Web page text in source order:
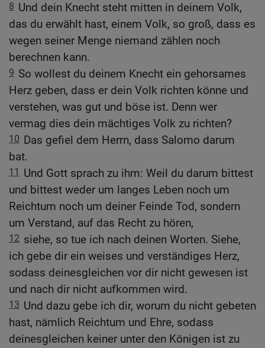
8 Und dein Knecht steht mitten in deinem Volk,
das du erwählt hast, einem Volk, so groß, dass es
wegen seiner Menge niemand zählen noch
berechnen kann.
9 So wollest du deinem Knecht ein gehorsames
Herz geben, dass er dein Volk richten könne und
verstehen, was gut und böse ist. Denn wer
vermag dies dein mächtiges Volk zu richten?
10 Das gefiel dem Herrn, dass Salomo darum
bat.
11
Und Gott sprach zu ihm: Weil du darum bittest
und bittest weder um langes Leben noch um
Reichtum noch um deiner Feinde Tod, sondern
um Verstand, auf das Recht zu hören,
12 siehe, so tue ich nach deinen Worten. Siehe,
ich gebe dir ein weises und verständiges Herz,
sodass deinesgleichen vor dir nicht gewesen ist
und nach dir nicht aufkommen wird.
13 Und dazu gebe ich dir, worum du nicht gebeten
hast, nämlich Reichtum und Ehre, sodass
deinesgleichen keiner unter den Königen ist zu